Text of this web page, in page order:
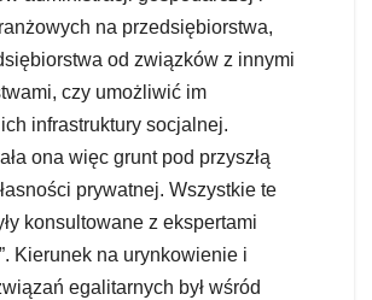
na przedsiębiorstwa,
od związków z innymi
czy umożliwić im
infrastruktury socjalnej.
ona więc grunt pod przyszłą
prywatnej. Wszystkie te
konsultowane z ekspertami
Kierunek na urynkowienie i
egalitarnych był wśród